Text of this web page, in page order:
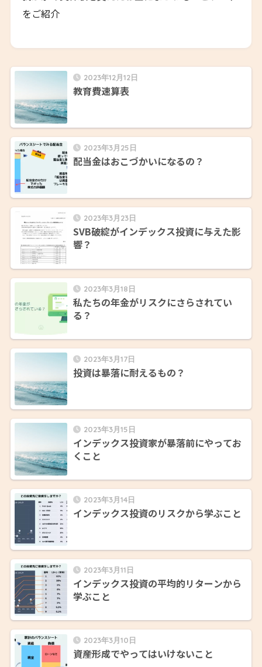
をご紹介
2023年12月12日
教育費速算表
2023年3月25日
配当金はおこづかいになるの？
2023年3月23日
SVB破綻がインデックス投資に与えた影
響？
2023年3月18日
私たちの年金がリスクにさらされてい
る？
2023年3月17日
投資は暴落に耐えるもの？
2023年3月15日
インデックス投資家が暴落前にやってお
くこと
2023年3月14日
インデックス投資のリスクから学ぶこと
2023年3月11日
インデックス投資の平均的リターンから
学ぶこと
2023年3月10日
資産形成でやってはいけないこと